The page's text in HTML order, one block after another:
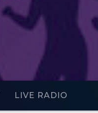
LIVE RADIO